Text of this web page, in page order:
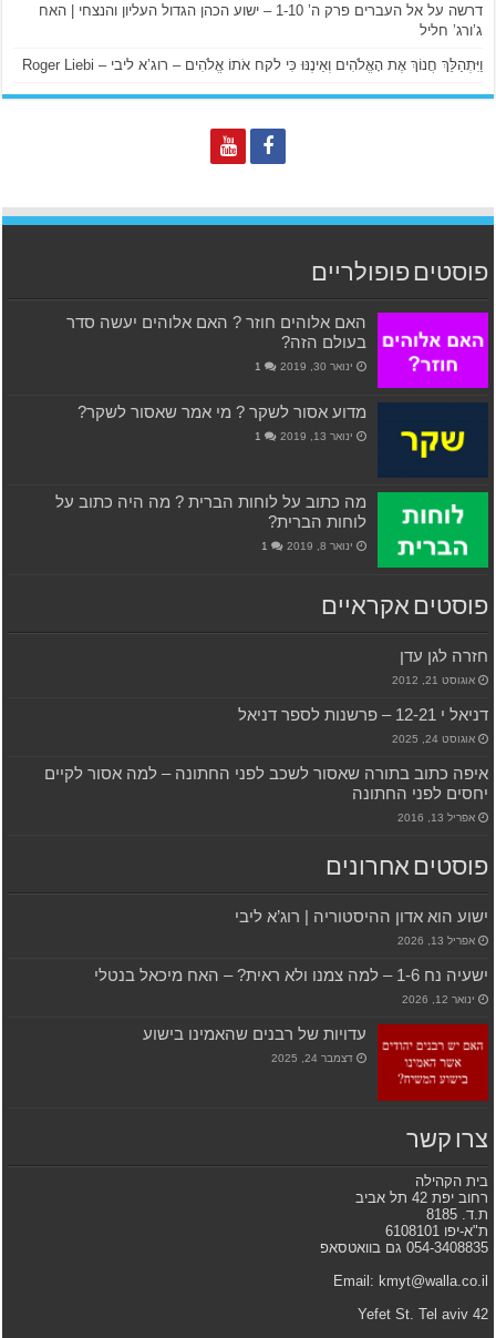
דרשה על אל העברים פרק ה’ 1-10 – ישוע הכהן הגדול העליון והנצחי | האח
ג’ורג’ חליל
וַיִּתְהַלֵּךְ חֲנוֹךְ אֶת הָאֱלֹהִים וְאֵינֶנּוּ כִּי לקח אֹתוֹ אֱלֹהִים – רוג’א ליבי – Roger Liebi
פוסטים פופולריים
האם אלוהים חוזר ? האם אלוהים יעשה סדר
בעולם הזה?
ינואר 30, 2019 1
מדוע אסור לשקר ? מי אמר שאסור לשקר?
ינואר 13, 2019 1
מה כתוב על לוחות הברית ? מה היה כתוב על
לוחות הברית?
ינואר 8, 2019 1
פוסטים אקראיים
חזרה לגן עדן
אוגוסט 21, 2012
דניאל י 12-21 – פרשנות לספר דניאל
אוגוסט 24, 2025
איפה כתוב בתורה שאסור לשכב לפני החתונה – למה אסור לקיים
יחסים לפני החתונה
אפריל 13, 2016
פוסטים אחרונים
ישוע הוא אדון ההיסטוריה | רוג’א ליבי
אפריל 13, 2026
ישעיה נח 1-6 – למה צמנו ולא ראית? – האח מיכאל בנטלי
ינואר 12, 2026
עדויות של רבנים שהאמינו בישוע
דצמבר 24, 2025
צרו קשר
בית הקהילה
רחוב יפת 42 תל אביב
ת.ד. 8185
ת"א-יפו 6108101
054-3408835 גם בוואטסאפ
Email: kmyt@walla.co.il
42 Yefet St. Tel aviv